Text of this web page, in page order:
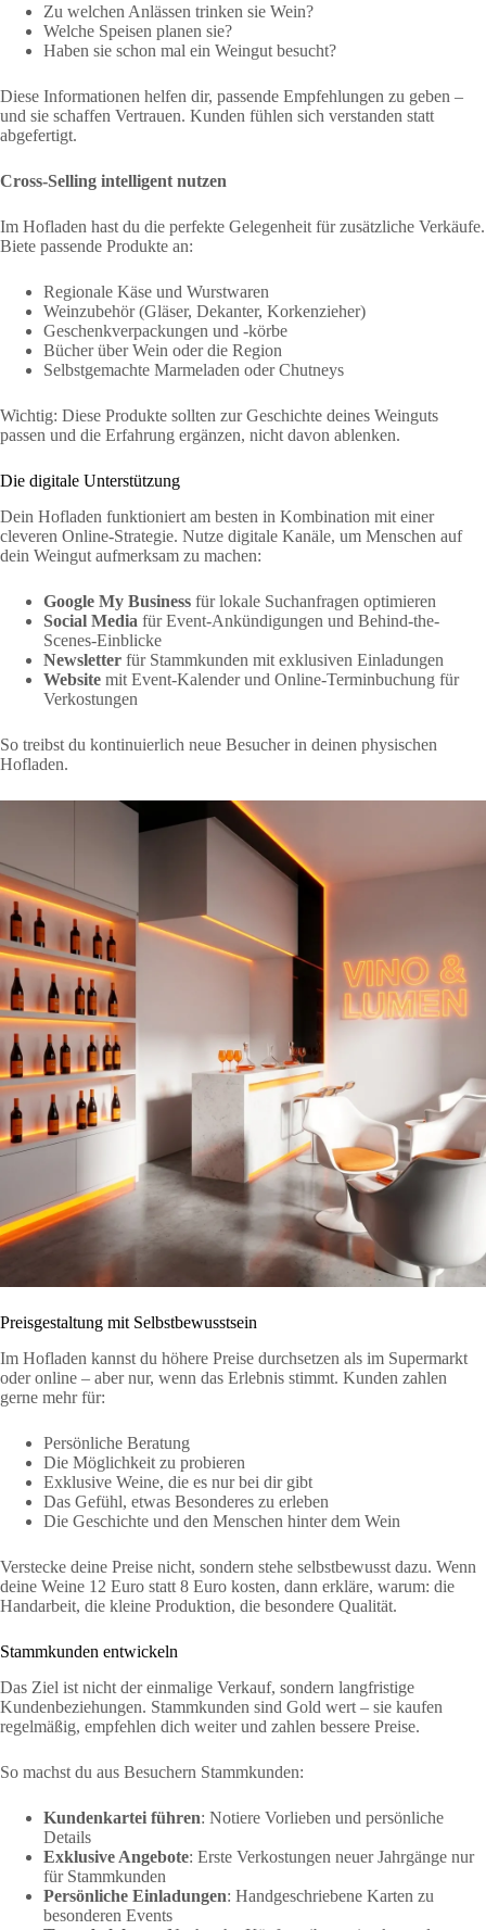
Zu welchen Anlässen trinken sie Wein?
Welche Speisen planen sie?
Haben sie schon mal ein Weingut besucht?
Diese Informationen helfen dir, passende Empfehlungen zu geben –
und sie schaffen Vertrauen. Kunden fühlen sich verstanden statt
abgefertigt.
Cross-Selling intelligent nutzen
Im Hofladen hast du die perfekte Gelegenheit für zusätzliche Verkäufe.
Biete passende Produkte an:
Regionale Käse und Wurstwaren
Weinzubehör (Gläser, Dekanter, Korkenzieher)
Geschenkverpackungen und -körbe
Bücher über Wein oder die Region
Selbstgemachte Marmeladen oder Chutneys
Wichtig: Diese Produkte sollten zur Geschichte deines Weinguts
passen und die Erfahrung ergänzen, nicht davon ablenken.
Die digitale Unterstützung
Dein Hofladen funktioniert am besten in Kombination mit einer
cleveren Online-Strategie. Nutze digitale Kanäle, um Menschen auf
dein Weingut aufmerksam zu machen:
Google My Business für lokale Suchanfragen optimieren
Social Media für Event-Ankündigungen und Behind-the-
Scenes-Einblicke
Newsletter für Stammkunden mit exklusiven Einladungen
Website mit Event-Kalender und Online-Terminbuchung für
Verkostungen
So treibst du kontinuierlich neue Besucher in deinen physischen
Hofladen.
Preisgestaltung mit Selbstbewusstsein
Im Hofladen kannst du höhere Preise durchsetzen als im Supermarkt
oder online – aber nur, wenn das Erlebnis stimmt. Kunden zahlen
gerne mehr für:
Persönliche Beratung
Die Möglichkeit zu probieren
Exklusive Weine, die es nur bei dir gibt
Das Gefühl, etwas Besonderes zu erleben
Die Geschichte und den Menschen hinter dem Wein
Verstecke deine Preise nicht, sondern stehe selbstbewusst dazu. Wenn
deine Weine 12 Euro statt 8 Euro kosten, dann erkläre, warum: die
Handarbeit, die kleine Produktion, die besondere Qualität.
Stammkunden entwickeln
Das Ziel ist nicht der einmalige Verkauf, sondern langfristige
Kundenbeziehungen. Stammkunden sind Gold wert – sie kaufen
regelmäßig, empfehlen dich weiter und zahlen bessere Preise.
So machst du aus Besuchern Stammkunden:
Kundenkartei führen: Notiere Vorlieben und persönliche
Details
Exklusive Angebote: Erste Verkostungen neuer Jahrgänge nur
für Stammkunden
Persönliche Einladungen: Handgeschriebene Karten zu
besonderen Events